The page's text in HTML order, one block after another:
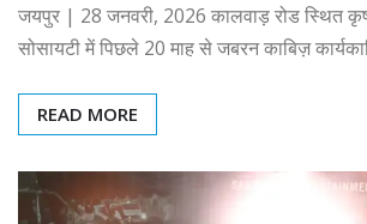
जयपुर | 28 जनवरी, 2026 कालवाड़ रोड स्थित
सोसायटी में पिछले 20 माह से जबरन काबिज़
READ MORE